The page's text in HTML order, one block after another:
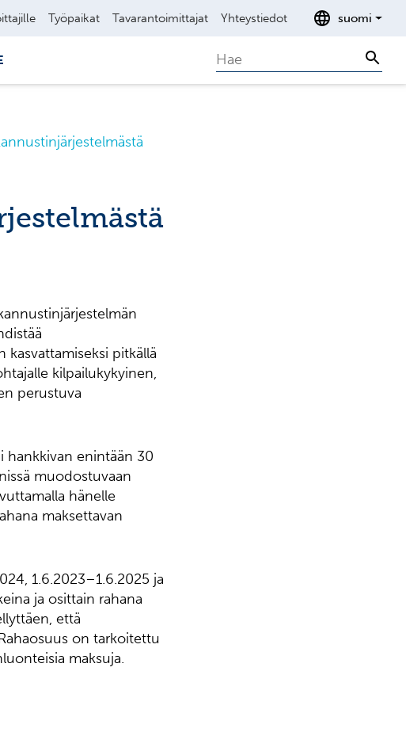
Työpaikat Tavarantoimittajat Yhteystiedot suomi
Search
pitkällä
kilpailukykyinen,
perustuva
hankkivan enintään 30
muodostuvaan
hänelle
maksettavan
1.6.2023–1.6.2025 ja
ja osittain rahana
että
on tarkoitettu
maksuja.